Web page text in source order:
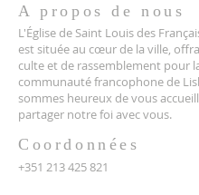
A propos de nous
L'Église de Saint Louis des
est située au cœur de la ville,
culte et de rassemblement pour
communauté francophone de
sommes heureux de vous
partager notre foi avec vous.
Coordonnées
+351 213 425 821